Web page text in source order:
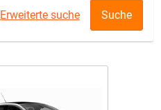
Erweiterte suche Suche